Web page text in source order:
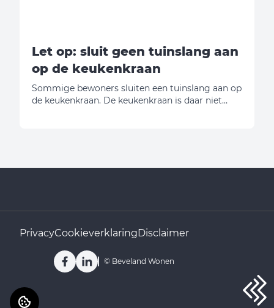
Let op: sluit geen tuinslang aan
op de keukenkraan
Sommige bewoners sluiten een tuinslang aan op
de keukenkraan. De keukenkraan is daar niet
PrivacyCookieverklaringDisclaimer
Facebook
LinkedIn
© Beveland Wonen